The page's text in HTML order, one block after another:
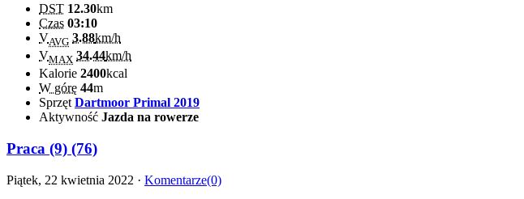
DST 12.30km
Czas 03:10
VAVG 3.88km/h
VMAX 34.44km/h
Kalorie 2400kcal
W górę 44m
Sprzęt Dartmoor Primal 2019
Aktywność Jazda na rowerze
Praca (9) (76)
Piątek, 22 kwietnia 2022 · Komentarze(0)